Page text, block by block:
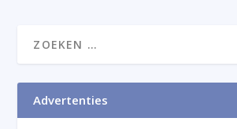
Advertenties